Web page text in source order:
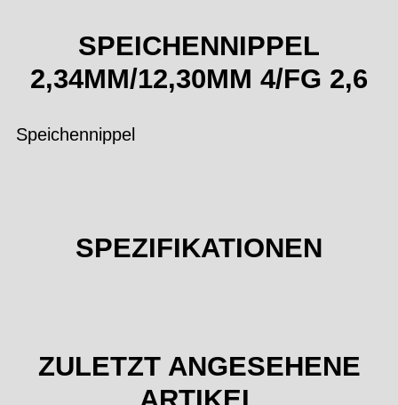
SPEICHENNIPPEL
2,34MM/12,30MM 4/FG 2,6
Speichennippel
SPEZIFIKATIONEN
ZULETZT ANGESEHENE